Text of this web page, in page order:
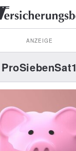
ANZEIGE
ProSiebenSat1